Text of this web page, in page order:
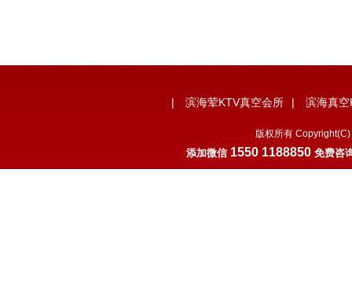
| 滨海荤KTV真空会所 | 滨海真
版权所有
添加微信 1550 1188850 免费咨